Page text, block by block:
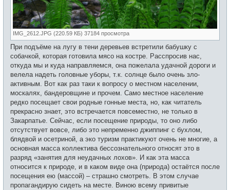
IMG_2612.JPG (220.59 КБ) 37184 просмотра
При подъёме на лугу в тени деревьев встретили бабушку с
собачкой, которая готовила мясо на костре. Расспросив нас,
откуда мы и куда направляемся, она пожелала удачной дороги и
велела надеть головные уборы, т.к. солнце было очень зло-
активным. Вот как раз таки к вопросу о местном населении,
москалях, бандеровщине и прочем. Само местное население
редко посещает свои родные гонные места, но, как читатель
прекрасно знает, это встречается повсеместно, не только в
Закарпатье. Сейчас, если посещение природы, то оно либо
отсутствует вовсе, либо это непременно джиппинг с бухлом,
блядвой и осетриной, а эко туризм практикуют очень не многие, а
основная масса коллектива бессознательного относят это в
разряд «занятия для неудачных лохов». И как эта масса
относится к природе, и в каком виде она (природа) остаётся после
посещения ею (массой) – страшно смотреть. В этом случае
пропагандирую сидеть на месте. Виною всему привитые